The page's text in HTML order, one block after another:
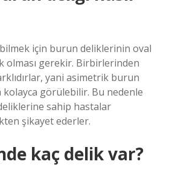
için burun deliklerinin oval
olması gerekir. Birbirlerinden
yani asimetrik burun
kolayca görülebilir. Bu nedenle
sahip hastalar
şikayet ederler.
kaç delik var?